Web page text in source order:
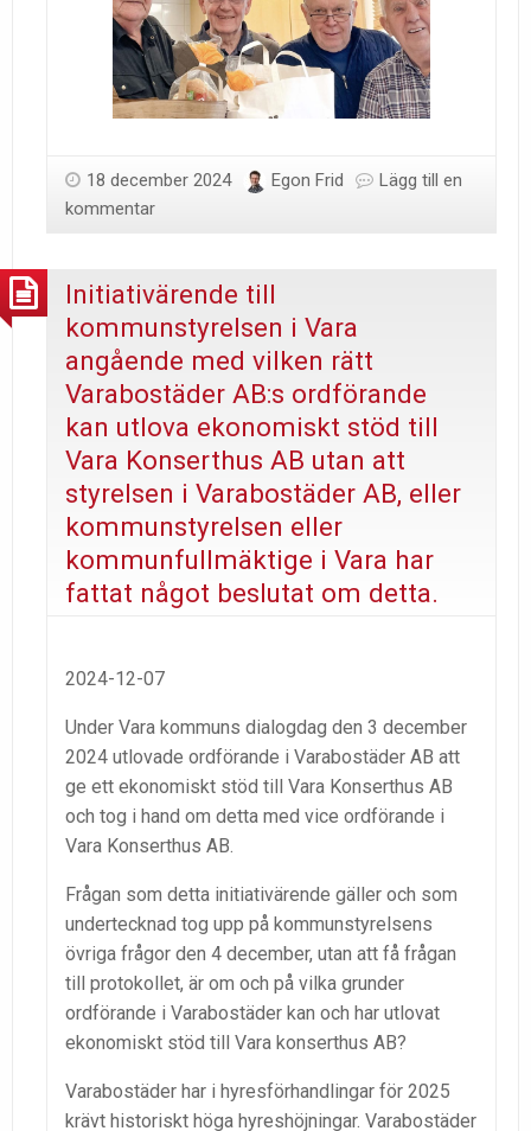
18 december 2024 Egon Frid
Lägg till en
kommentar
Initiativärende till
kommunstyrelsen i Vara
angående med vilken rätt
Varabostäder AB:s ordförande
kan utlova ekonomiskt stöd till
Vara Konserthus AB utan att
styrelsen i Varabostäder AB, eller
kommunstyrelsen eller
kommunfullmäktige i Vara har
fattat något beslutat om detta.
2024-12-07
Under Vara kommuns dialogdag den 3 december
2024 utlovade ordförande i Varabostäder AB att
ge ett ekonomiskt stöd till Vara Konserthus AB
och tog i hand om detta med vice ordförande i
Vara Konserthus AB.
Frågan som detta initiativärende gäller och som
undertecknad tog upp på kommunstyrelsens
övriga frågor den 4 december, utan att få frågan
till protokollet, är om och på vilka grunder
ordförande i Varabostäder kan och har utlovat
ekonomiskt stöd till Vara konserthus AB?
Varabostäder har i hyresförhandlingar för 2025
krävt historiskt höga hyreshöjningar. Varabostäder